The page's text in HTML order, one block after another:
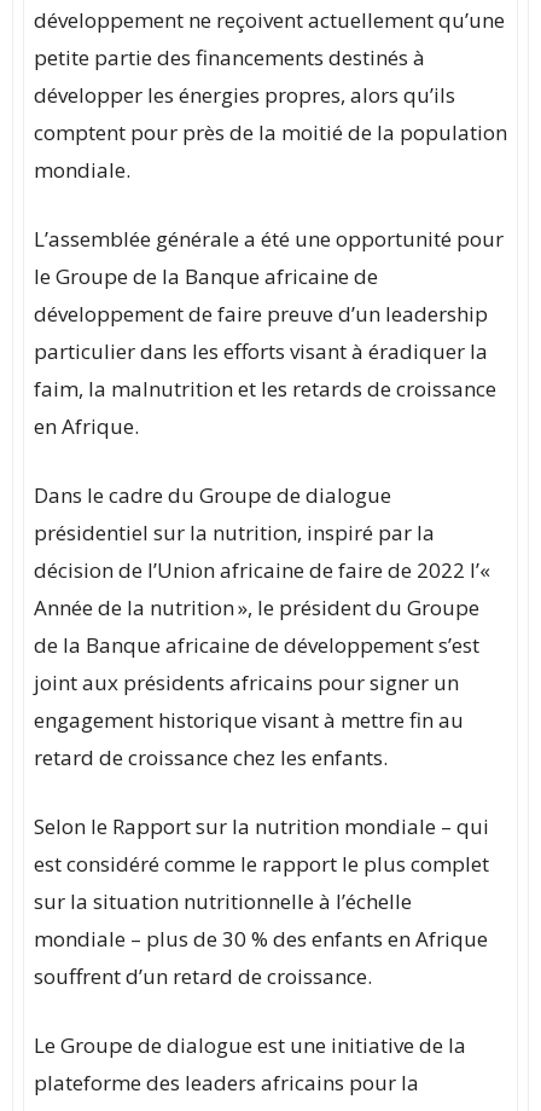
développement ne reçoivent actuellement qu’une
petite partie des financements destinés à
développer les énergies propres, alors qu’ils
comptent pour près de la moitié de la population
mondiale.
L’assemblée générale a été une opportunité pour
le Groupe de la Banque africaine de
développement de faire preuve d’un leadership
particulier dans les efforts visant à éradiquer la
faim, la malnutrition et les retards de croissance
en Afrique.
Dans le cadre du Groupe de dialogue
présidentiel sur la nutrition, inspiré par la
décision de l’Union africaine de faire de 2022 l’«
Année de la nutrition », le président du Groupe
de la Banque africaine de développement s’est
joint aux présidents africains pour signer un
engagement historique visant à mettre fin au
retard de croissance chez les enfants.
Selon le Rapport sur la nutrition mondiale – qui
est considéré comme le rapport le plus complet
sur la situation nutritionnelle à l’échelle
mondiale – plus de 30 % des enfants en Afrique
souffrent d’un retard de croissance.
Le Groupe de dialogue est une initiative de la
plateforme des leaders africains pour la